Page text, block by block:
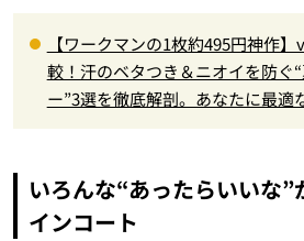
【ワークマンの1枚約495円神作
較！汗のベタつき＆ニオイを防ぐ
ー”3選を徹底解剖。あなたに最適
いろんな“あったらいいな
インコート